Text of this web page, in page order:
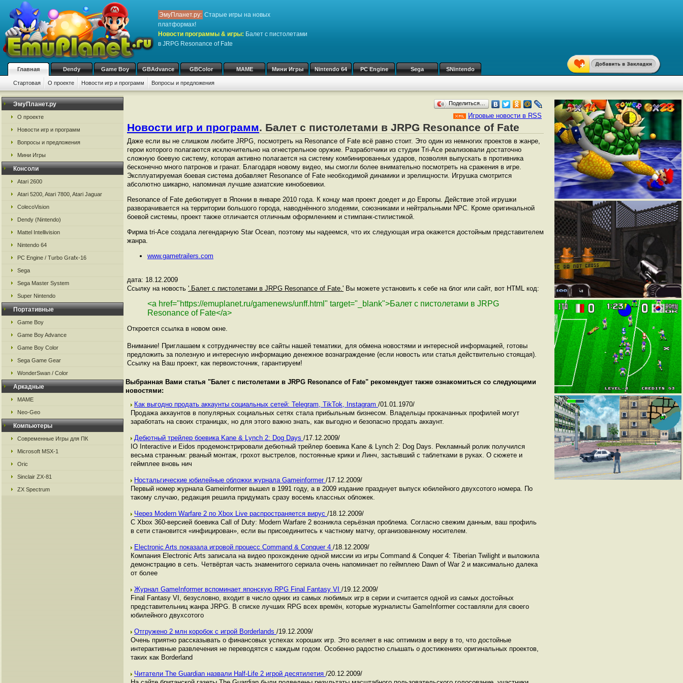
ЭмуПланет.ру: Старые игры на новых
платформах!
Новости программы & игры: Балет с пистолетами
в JRPG Resonance of Fate
Главная Dendy Game Boy GBAdvance GBColor MAME Мини Игры Nintendo 64 PC Engine Sega SNintendo
Стартовая О проекте Новости игр и программ Вопросы и предложения
ЭмуПланет.ру
О проекте
Новости игр и программ
Вопросы и предложения
Мини Игры
Консоли
Atari 2600
Atari 5200, Atari 7800, Atari Jaguar
ColecoVision
Dendy (Nintendo)
Mattel Intellivision
Nintendo 64
PC Engine / Turbo Grafx-16
Sega
Sega Master System
Super Nintendo
Портативные
Game Boy
Game Boy Advance
Game Boy Color
Sega Game Gear
WonderSwan / Color
Аркадные
MAME
Neo-Geo
Компьютеры
Современные Игры для ПК
Microsoft MSX-1
Oric
Sinclair ZX-81
ZX Spectrum
Поделиться…
Игровые новости в RSS
Новости игр и программ. Балет с пистолетами в JRPG Resonance of Fate
Даже если вы не слишком любите JRPG, посмотреть на Resonance of Fate всё равно стоит. Это один из немногих проектов в жанре,
герои которого полагаются исключительно на огнестрельное оружие. Разработчики из студии Tri-Ace реализовали достаточно
сложную боевую систему, которая активно полагается на систему комбинированных ударов, позволяя выпускать в противника
бесконечно много патронов и гранат. Благодаря новому видео, мы смогли более внимательно посмотреть на сражения в игре.
Эксплуатируемая боевая система добавляет Resonance of Fate необходимой динамики и зрелищности. Игрушка смотрится
абсолютно шикарно, напоминая лучшие азиатские кинобоевики.
Resonance of Fate дебютирует в Японии в январе 2010 года. К концу мая проект доедет и до Европы. Действие этой игрушки
разворачивается на территории большого города, наводнённого злодеями, союзниками и нейтральными NPC. Кроме оригинальной
боевой системы, проект также отличается отличным оформлением и стимпанк-стилистикой.
Фирма tri-Ace создала легендарную Star Ocean, поэтому мы надеемся, что их следующая игра окажется достойным представителем
жанра.
www.gametrailers.com
дата: 18.12.2009
Ссылку на новость '.Балет с пистолетами в JRPG Resonance of Fate.' Вы можете установить к себе на блог или сайт, вот HTML код:
<a href="https://emuplanet.ru/gamenews/unff.html" target="_blank">Балет с пистолетами в JRPG
Resonance of Fate</a>
Откроется ссылка в новом окне.
Внимание! Приглашаем к сотрудничеству все сайты нашей тематики, для обмена новостями и интересной информацией, готовы
предложить за полезную и интересную информацию денежное вознаграждение (если новость или статья действительно стоящая).
Ссылку на Ваш проект, как первоисточник, гарантируем!
Выбранная Вами статья "Балет с пистолетами в JRPG Resonance of Fate" рекомендует также ознакомиться со следующими
новостями:
Как выгодно продать аккаунты социальных сетей: Telegram, TikTok, Instagram /01.01.1970/
Продажа аккаунтов в популярных социальных сетях стала прибыльным бизнесом. Владельцы прокачанных профилей могут
заработать на своих страницах, но для этого важно знать, как выгодно и безопасно продать аккаунт.
Дебютный трейлер боевика Kane & Lynch 2: Dog Days /17.12.2009/
IO Interactive и Eidos продемонстрировали дебютный трейлер боевика Kane & Lynch 2: Dog Days. Рекламный ролик получился
весьма странным: рваный монтаж, грохот выстрелов, постоянные крики и Линч, застывший с таблетками в руках. О сюжете и
геймплее вновь нич
Ностальгические юбилейные обложки журнала Gameinformer /17.12.2009/
Первый номер журнала Gameinformer вышел в 1991 году, а в 2009 издание празднует выпуск юбилейного двухсотого номера. По
такому случаю, редакция решила придумать сразу восемь классных обложек.
Через Modern Warfare 2 по Xbox Live распространяется вирус /18.12.2009/
С Xbox 360-версией боевика Call of Duty: Modern Warfare 2 возникла серьёзная проблема. Согласно свежим данным, ваш профиль
в сети становится «инфицирован», если вы присоединитесь к частному матчу, организованному носителем.
Electronic Arts показала игровой процесс Command & Conquer 4 /18.12.2009/
Компания Electronic Arts записала на видео прохождение одной миссии из игры Command & Conquer 4: Tiberian Twilight и выложила
демонстрацию в сеть. Четвёртая часть знаменитого сериала очень напоминает по геймплею Dawn of War 2 и максимально далека
от более
Журнал GameInformer вспоминает японскую RPG Final Fantasy VI /19.12.2009/
Final Fantasy VI, безусловно, входит в число одних из самых любимых игр в серии и считается одной из самых достойных
представительниц жанра JRPG. В списке лучших RPG всех времён, которые журналисты GameInformer составляли для своего
юбилейного двухсотого
Отгружено 2 млн коробок с игрой Borderlands /19.12.2009/
Очень приятно рассказывать о финансовых успехах хороших игр. Это вселяет в нас оптимизм и веру в то, что достойные
интерактивные развлечения не переводятся с каждым годом. Особенно радостно слышать о достижениях оригинальных проектов,
таких как Borderland
Читатели The Guardian назвали Half-Life 2 игрой десятилетия /20.12.2009/